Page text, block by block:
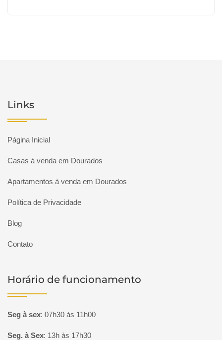
Links
Página Inicial
Casas à venda em Dourados
Apartamentos à venda em Dourados
Política de Privacidade
Blog
Contato
Horário de funcionamento
Seg à sex: 07h30 às 11h00
Seg. à Sex: 13h às 17h30